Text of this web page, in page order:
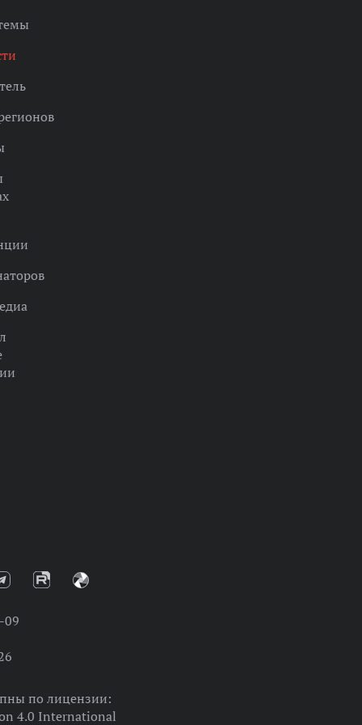
09
по лицензии:
4.0 International